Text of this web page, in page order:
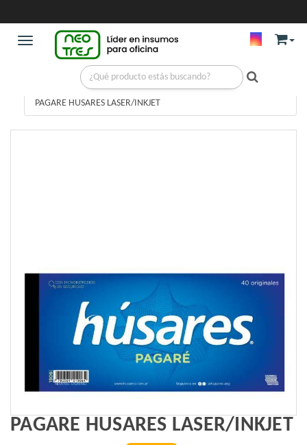
Toggle navigation
RESMAS Y PAPELERIA/RECIBOS, PRESUPUESTOS Y VALES
PAGARE HUSARES LASER/INKJET
PAGARE HUSARES LASER/INKJET